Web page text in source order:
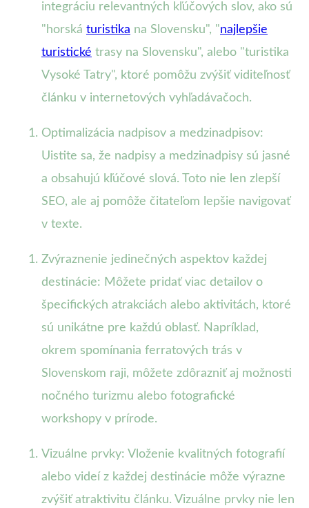
integráciu relevantných kľúčových slov, ako sú
"horská turistika na Slovensku", "najlepšie
turistické trasy na Slovensku", alebo "turistika
Vysoké Tatry", ktoré pomôžu zvýšiť viditeľnosť
článku v internetových vyhľadávačoch.
Optimalizácia nadpisov a medzinadpisov:
Uistite sa, že nadpisy a medzinadpisy sú jasné
a obsahujú kľúčové slová. Toto nie len zlepší
SEO, ale aj pomôže čitateľom lepšie navigovať
v texte.
Zvýraznenie jedinečných aspektov každej
destinácie: Môžete pridať viac detailov o
špecifických atrakciách alebo aktivitách, ktoré
sú unikátne pre každú oblasť. Napríklad,
okrem spomínania ferratových trás v
Slovenskom raji, môžete zdôrazniť aj možnosti
nočného turizmu alebo fotografické
workshopy v prírode.
Vizuálne prvky: Vloženie kvalitných fotografií
alebo videí z každej destinácie môže výrazne
zvýšiť atraktivitu článku. Vizuálne prvky nie len